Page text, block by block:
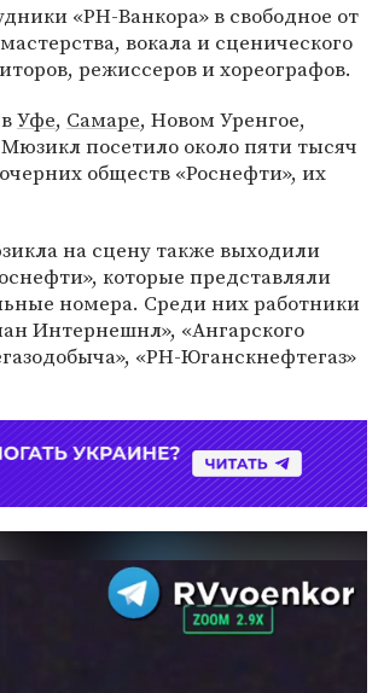
«РН-Ванкора» в свободное от
вокала и сценического
режиссеров и хореографов.
Уфе, Самаре, Новом Уренгое,
посетило около пяти тысяч
обществ «Роснефти», их
на сцену также выходили
которые представляли
номера. Среди них работники
Интернешнл», «Ангарского
«РН-Юганскнефтегаз»